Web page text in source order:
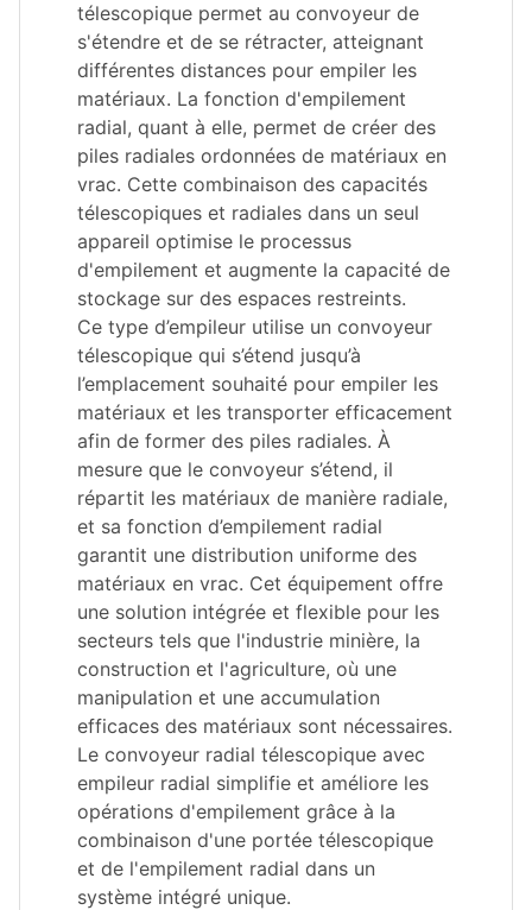
télescopique permet au convoyeur de
s'étendre et de se rétracter, atteignant
différentes distances pour empiler les
matériaux. La fonction d'empilement
radial, quant à elle, permet de créer des
piles radiales ordonnées de matériaux en
vrac. Cette combinaison des capacités
télescopiques et radiales dans un seul
appareil optimise le processus
d'empilement et augmente la capacité de
stockage sur des espaces restreints.
Ce type d’empileur utilise un convoyeur
télescopique qui s’étend jusqu’à
l’emplacement souhaité pour empiler les
matériaux et les transporter efficacement
afin de former des piles radiales. À
mesure que le convoyeur s’étend, il
répartit les matériaux de manière radiale,
et sa fonction d’empilement radial
garantit une distribution uniforme des
matériaux en vrac. Cet équipement offre
une solution intégrée et flexible pour les
secteurs tels que l'industrie minière, la
construction et l'agriculture, où une
manipulation et une accumulation
efficaces des matériaux sont nécessaires.
Le convoyeur radial télescopique avec
empileur radial simplifie et améliore les
opérations d'empilement grâce à la
combinaison d'une portée télescopique
et de l'empilement radial dans un
système intégré unique.